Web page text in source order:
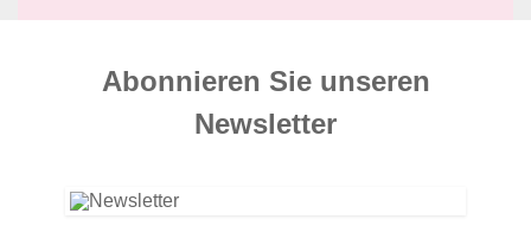
Abonnieren Sie unseren
News­letter